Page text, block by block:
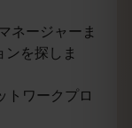
ネージャーま
を探しま
トワークプロ